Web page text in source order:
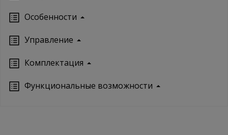
Особенности
Управление
Кoмплектация
Функциональные возможности